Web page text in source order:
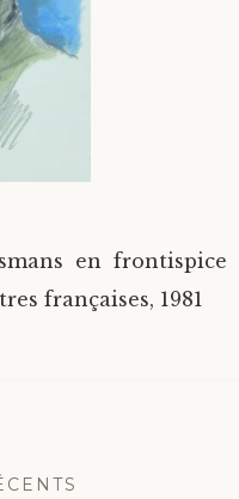
en frontispice
françaises, 1981